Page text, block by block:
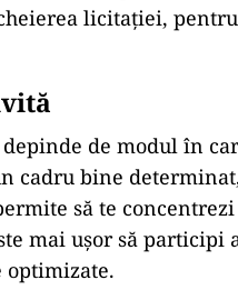
o intrare
târzie, cu scopul de
lider. Indiferent de
imediat la